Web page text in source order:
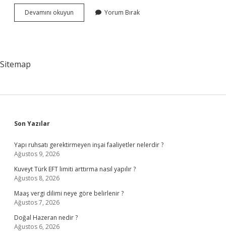
Devamını okuyun
Ne
Yorum Bırak
Sitemap
Sidebar
Son Yazılar
Yapı ruhsatı gerektirmeyen inşai faaliyetler nelerdir ?
Ağustos 9, 2026
Kuveyt Türk EFT limiti arttırma nasıl yapılır ?
Ağustos 8, 2026
Maaş vergi dilimi neye göre belirlenir ?
Ağustos 7, 2026
Doğal Hazeran nedir ?
Ağustos 6, 2026